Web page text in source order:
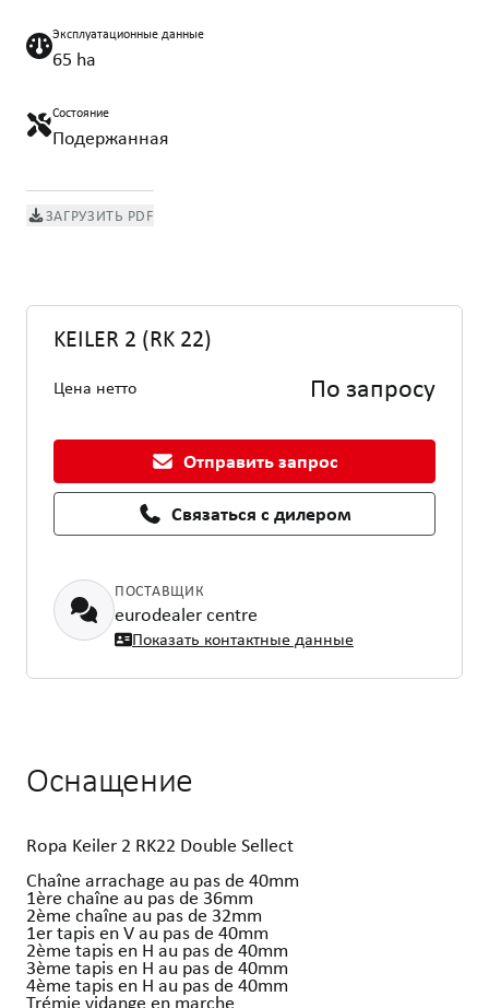
Эксплуатационные данные
65 ha
Состояние
Подержанная
ЗАГРУЗИТЬ PDF
KEILER 2 (RK 22)
Цена нетто По запросу
Отправить запрос
Связаться с дилером
ПОСТАВЩИК
eurodealer centre
Показать контактные данные
Оснащение
Ropa Keiler 2 RK22 Double Sellect
Chaîne arrachage au pas de 40mm
1ère chaîne au pas de 36mm
2ème chaîne au pas de 32mm
1er tapis en V au pas de 40mm
2ème tapis en H au pas de 40mm
3ème tapis en H au pas de 40mm
4ème tapis en H au pas de 40mm
Trémie vidange en marche